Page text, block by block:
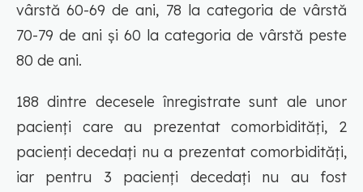
vârstă 60-69 de ani, 78 la categoria de vârstă
70-79 de ani și 60 la categoria de vârstă peste
80 de ani.
188 dintre decesele înregistrate sunt ale unor
pacienți care au prezentat comorbidități, 2
pacienți decedați nu a prezentat comorbidități,
iar pentru 3 pacienți decedați nu au fost